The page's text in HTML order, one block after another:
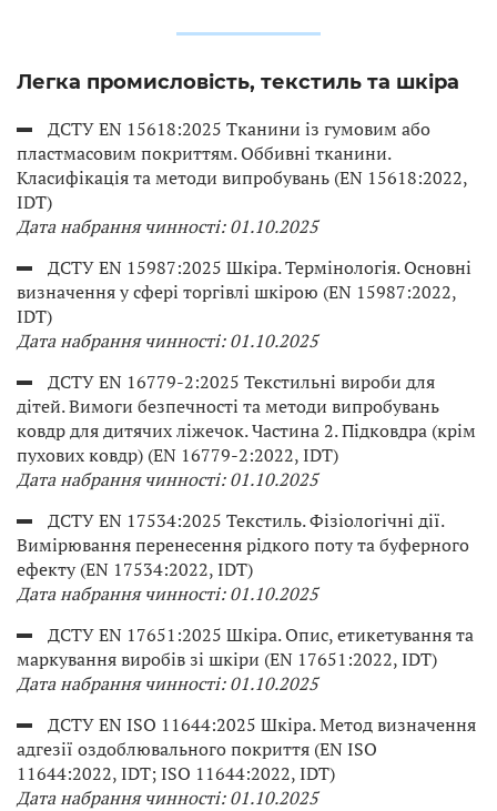
Легка промисловість, текстиль та шкіра
ДСТУ EN 15618:2025 Тканини із гумовим або
пластмасовим покриттям. Оббивні тканини.
Класифікація та методи випробувань (EN 15618:2022,
IDT)
Дата набрання чинності: 01.10.2025
ДСТУ EN 15987:2025 Шкіра. Термінологія. Основні
визначення у сфері торгівлі шкірою (EN 15987:2022,
IDT)
Дата набрання чинності: 01.10.2025
ДСТУ EN 16779-2:2025 Текстильні вироби для
дітей. Вимоги безпечності та методи випробувань
ковдр для дитячих ліжечок. Частина 2. Підковдра (крім
пухових ковдр) (EN 16779-2:2022, IDT)
Дата набрання чинності: 01.10.2025
ДСТУ EN 17534:2025 Текстиль. Фізіологічні дії.
Вимірювання перенесення рідкого поту та буферного
ефекту (EN 17534:2022, IDT)
Дата набрання чинності: 01.10.2025
ДСТУ EN 17651:2025 Шкіра. Опис, етикетування та
маркування виробів зі шкіри (EN 17651:2022, IDT)
Дата набрання чинності: 01.10.2025
ДСТУ EN ISO 11644:2025 Шкіра. Метод визначення
адгезії оздоблювального покриття (EN ISO
11644:2022, IDT; ISO 11644:2022, IDT)
Дата набрання чинності: 01.10.2025